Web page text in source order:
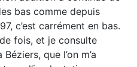
bas comme depuis
c’est carrément en bas.
fois, et je consulte
que l’on m’a